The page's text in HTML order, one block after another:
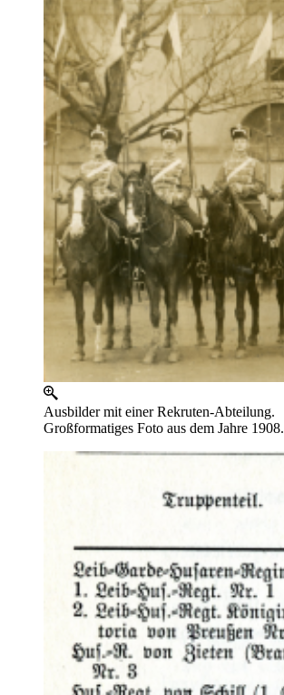
Ausbilder mit einer Rekruten-Abteilung.
Großformatiges Foto aus dem Jahre 1908.